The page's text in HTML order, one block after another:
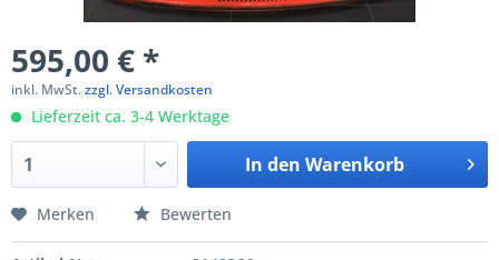
595,00 € *
inkl. MwSt.zzgl. Versandkosten
Lieferzeit ca. 3-4 Werktage
In den Warenkorb
Merken Bewerten